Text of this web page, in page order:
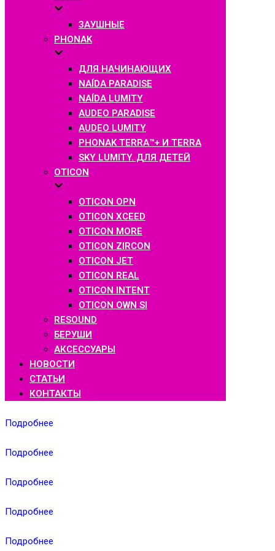
ЗАУШНЫЕ
PHONAK
ДЛЯ НАЧИНАЮЩИХ
NAÍDA PARADISE
NAÍDA LUMITY
AUDEO PARADISE
AUDEO LUMITY
PHONAK TERRA™+ И TERRA
SKY LUMITY. ДЛЯ ДЕТЕЙ
OTICON
OTICON OPN
OTICON XCEED
OTICON MORE
OTICON ZIRCON
OTICON JET
OTICON REAL
OTICON INTENT
OTICON OWN SI
RESOUND
БЕРУШИ
АКСЕССУАРЫ
НОВОСТИ
СТАТЬИ
КОНТАКТЫ
Подробнее
Подробнее
Подробнее
Подробнее
Подробнее